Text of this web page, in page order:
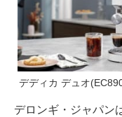
デディカ デュオ
デロンギ・ジャパン